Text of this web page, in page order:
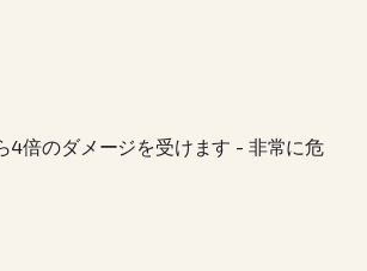
4倍のダメージを受けます - 非常に危